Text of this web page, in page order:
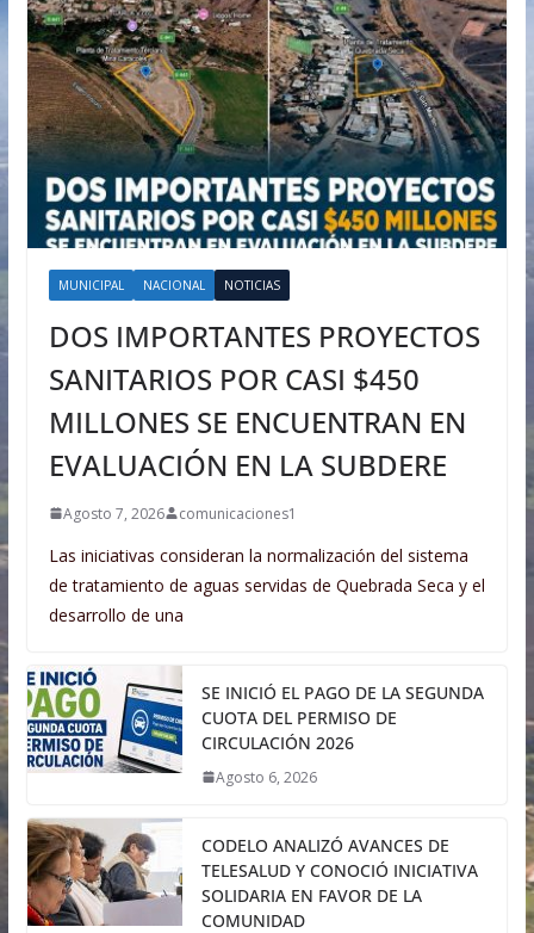
MUNICIPAL NACIONAL NOTICIAS
DOS IMPORTANTES PROYECTOS
SANITARIOS POR CASI $450
MILLONES SE ENCUENTRAN EN
EVALUACIÓN EN LA SUBDERE
Agosto 7, 2026 comunicaciones1
Las iniciativas consideran la normalización del sistema
de tratamiento de aguas servidas de Quebrada Seca y el
desarrollo de una
SE INICIÓ EL PAGO DE LA SEGUNDA
CUOTA DEL PERMISO DE
CIRCULACIÓN 2026
Agosto 6, 2026
CODELO ANALIZÓ AVANCES DE
TELESALUD Y CONOCIÓ INICIATIVA
SOLIDARIA EN FAVOR DE LA
COMUNIDAD